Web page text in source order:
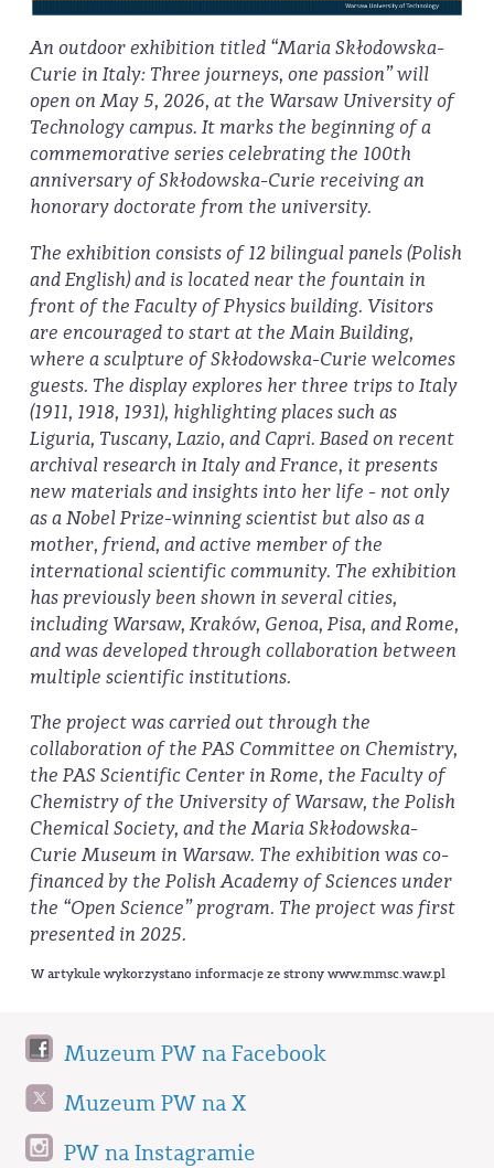
An outdoor exhibition titled “Maria Skłodowska-
Curie in Italy: Three journeys, one passion” will
open on May 5, 2026, at the Warsaw University of
Technology campus. It marks the beginning of a
commemorative series celebrating the 100th
anniversary of Skłodowska-Curie receiving an
honorary doctorate from the university.
The exhibition consists of 12 bilingual panels (Polish
and English) and is located near the fountain in
front of the Faculty of Physics building. Visitors
are encouraged to start at the Main Building,
where a sculpture of Skłodowska-Curie welcomes
guests. The display explores her three trips to Italy
(1911, 1918, 1931), highlighting places such as
Liguria, Tuscany, Lazio, and Capri. Based on recent
archival research in Italy and France, it presents
new materials and insights into her life - not only
as a Nobel Prize-winning scientist but also as a
mother, friend, and active member of the
international scientific community. The exhibition
has previously been shown in several cities,
including Warsaw, Kraków, Genoa, Pisa, and Rome,
and was developed through collaboration between
multiple scientific institutions.
The project was carried out through the
collaboration of the PAS Committee on Chemistry,
the PAS Scientific Center in Rome, the Faculty of
Chemistry of the University of Warsaw, the Polish
Chemical Society, and the Maria Skłodowska-
Curie Museum in Warsaw. The exhibition was co-
financed by the Polish Academy of Sciences under
the “Open Science” program. The project was first
presented in 2025.
W artykule wykorzystano informacje ze strony www.mmsc.waw.pl
Muzeum PW na Facebook
Muzeum PW na X
PW na Instagramie